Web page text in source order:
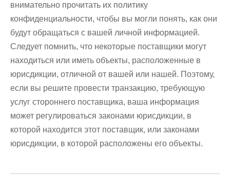
внимательно прочитать их политику
конфиденциальности, чтобы вы могли понять, как они
будут обращаться с вашей личной информацией.
Следует помнить, что некоторые поставщики могут
находиться или иметь объекты, расположенные в
юрисдикции, отличной от вашей или нашей. Поэтому,
если вы решите провести транзакцию, требующую
услуг стороннего поставщика, ваша информация
может регулироваться законами юрисдикции, в
которой находится этот поставщик, или законами
юрисдикции, в которой расположены его объекты.